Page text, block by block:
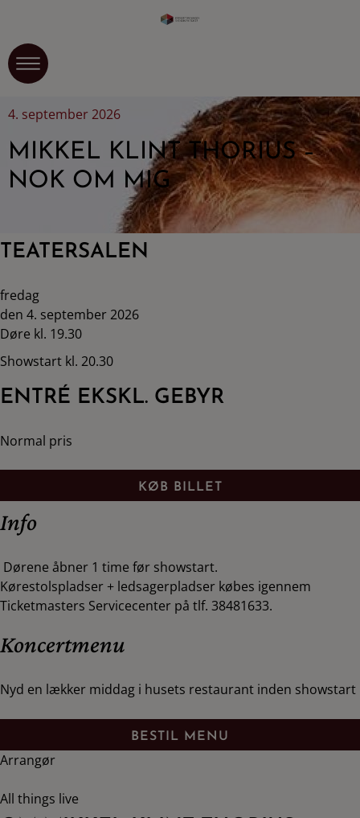
4. september 2026
MIKKEL KLINT THORIUS –
NOK OM MIG
TEATERSALEN
fredag
den 4. september 2026
Døre kl. 19.30
Showstart kl. 20.30
ENTRÉ EKSKL. GEBYR
Normal pris
KØB BILLET
Info
Dørene åbner 1 time før showstart.
Kørestolspladser + ledsagerpladser købes igennem
Ticketmasters Servicecenter på tlf. 38481633.
Koncertmenu
Nyd en lækker middag i husets restaurant inden showstart
BESTIL MENU
Arrangør
All things live